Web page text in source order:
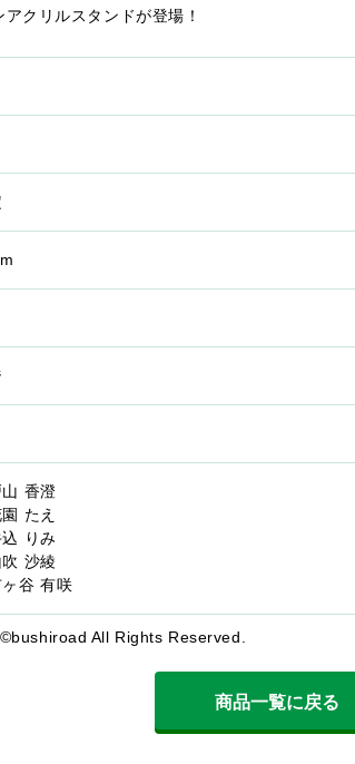
クリルスタンドが登場！
香澄
たえ
りみ
沙綾
谷 有咲
All Rights Reserved.
商品一覧に戻る